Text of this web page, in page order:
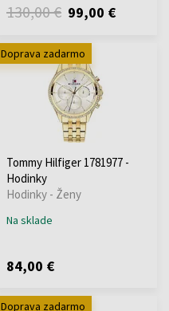
130,00 € 99,00 €
Doprava zadarmo
Tommy Hilfiger 1781977 -
Hodinky
Hodinky - Ženy
Na sklade
84,00 €
Doprava zadarmo